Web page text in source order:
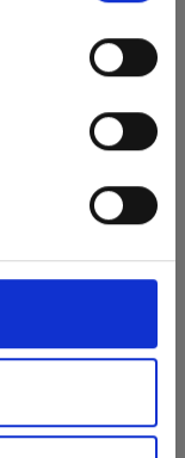
EDITION n.